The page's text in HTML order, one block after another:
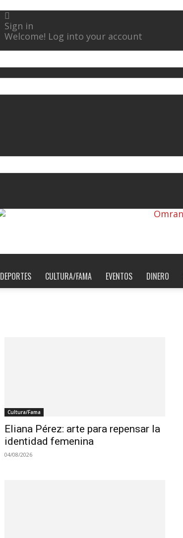
Sign in
Welcome! Log into your account
DEPORTES CULTURA/FAMA EVENTOS DINERO
Cultura/Fama
Eliana Pérez: arte para repensar la
identidad femenina
04/08/2026